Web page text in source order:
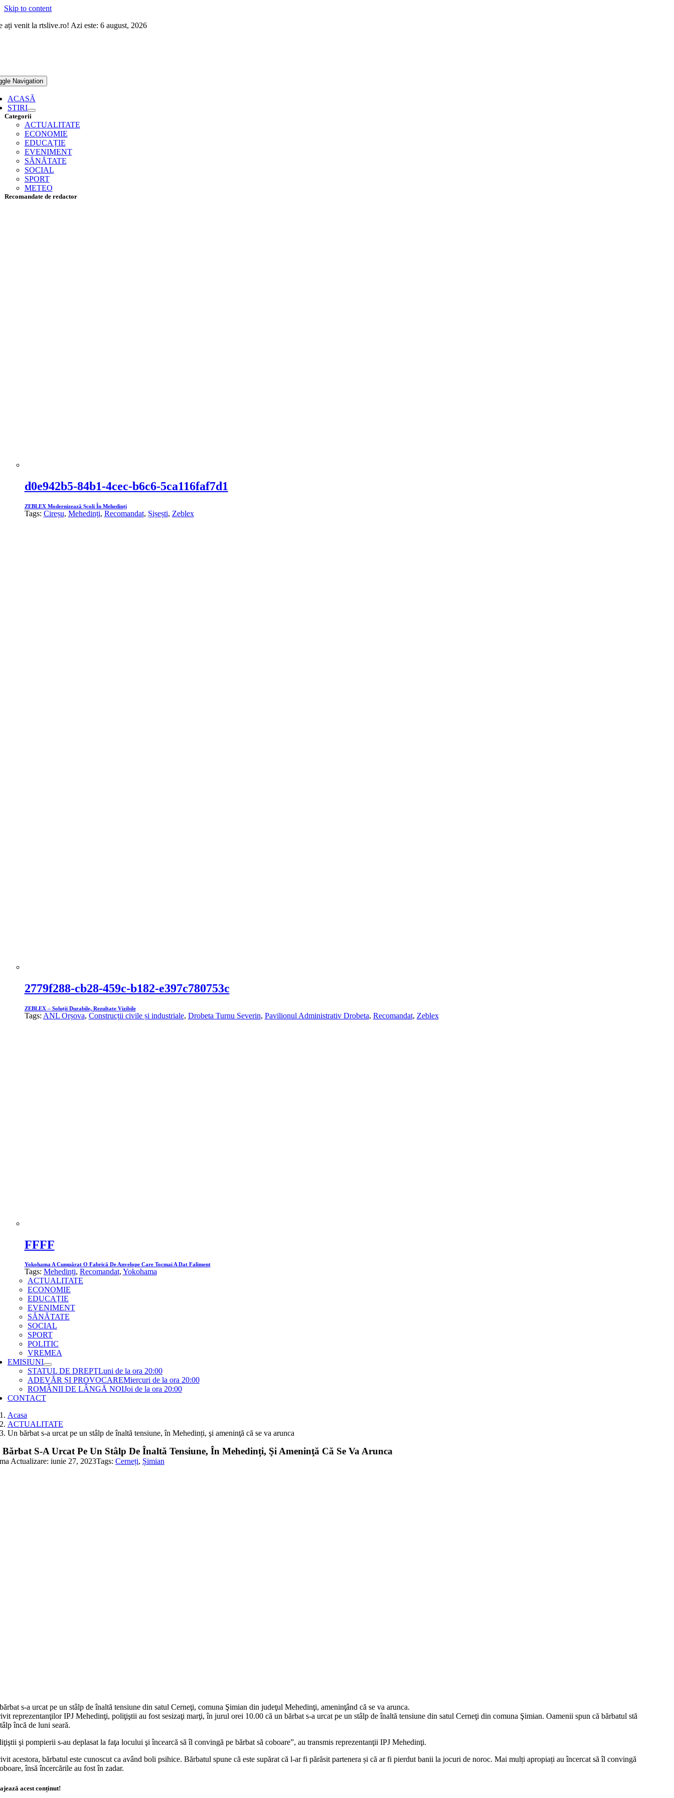
Skip to content
ați venit la rtslive.ro! Azi este: 6 august, 2026
Navigation
ACASĂ
STIRI
Categorii
ACTUALITATE
ECONOMIE
EDUCAȚIE
EVENIMENT
SĂNĂTATE
SOCIAL
SPORT
METEO
Recomandate de redactor
d0e942b5-84b1-4cec-b6c6-5ca116faf7d1
ZEBLEX Modernizează Școli În Mehedinți
Tags: Cireșu, Mehedinți, Recomandat, Șișești, Zeblex
2779f288-cb28-459c-b182-e397c780753c
ZEBLEX – Soluții Durabile, Rezultate Vizibile
Tags: ANL Orșova, Construcții civile și industriale, Drobeta Turnu Severin, Pavilionul Administrativ Drobeta, Recomandat, Zeblex
FFFF
Yokohama A Cumpărat O Fabrică De Anvelope Care Tocmai A Dat Faliment
Tags: Mehedinți, Recomandat, Yokohama
ACTUALITATE
ECONOMIE
EDUCAȚIE
EVENIMENT
SĂNĂTATE
SOCIAL
SPORT
POLITIC
VREMEA
EMISIUNI
STATUL DE DREPTLuni de la ora 20:00
ADEVĂR ȘI PROVOCAREMiercuri de la ora 20:00
ROMÂNII DE LÂNGĂ NOIJoi de la ora 20:00
CONTACT
Acasa
ACTUALITATE
Un bărbat s-a urcat pe un stâlp de înaltă tensiune, în Mehedinți, şi ameninţă că se va arunca
S-A Urcat Pe Un Stâlp De Înaltă Tensiune, În Mehedinți, Şi Ameninţă Că Se Va Arunca
Actualizare: iunie 27, 2023Tags: Cerneți, Șimian
s-a urcat pe un stâlp de înaltă tensiune din satul Cerneţi, comuna Şimian din judeţul Mehedinţi, ameninţând că se va arunca.
reprezentanţilor IPJ Mehedinţi, poliţiştii au fost sesizaţi marţi, în jurul orei 10.00 că un bărbat s-a urcat pe un stâlp de înaltă tensiune din satul Cerneţi din comuna Şimian. Oamenii spun că bărbatul stă
încă de luni seară.
şi pompierii s-au deplasat la faţa locului şi încearcă să îl convingă pe bărbat să coboare”, au transmis reprezentanţii IPJ Mehedinţi.
acestora, bărbatul este cunoscut ca având boli psihice. Bărbatul spune că este supărat că l-ar fi părăsit partenera și că ar fi pierdut banii la jocuri de noroc. Mai mulți apropiați au încercat să îl convingă
însă încercările au fost în zadar.
acest conținut!